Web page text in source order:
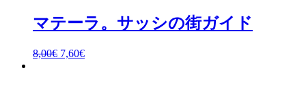
マテーラ。サッシの街ガイド
8,00€ 7,60€